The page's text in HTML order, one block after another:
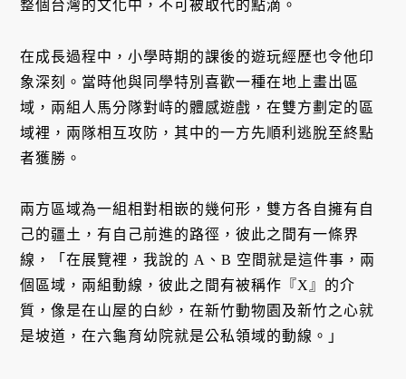
整個台灣的文化中，不可被取代的點滴。
在成長過程中，小學時期的課後的遊玩經歷也令他印
象深刻。當時他與同學特別喜歡一種在地上畫出區
域，兩組人馬分隊對峙的體感遊戲，在雙方劃定的區
域裡，兩隊相互攻防，其中的一方先順利逃脫至終點
者獲勝。
兩方區域為一組相對相嵌的幾何形，雙方各自擁有自
己的疆土，有自己前進的路徑，彼此之間有一條界
線，「在展覽裡，我說的 A、B 空間就是這件事，兩
個區域，兩組動線，彼此之間有被稱作『X』的介
質，像是在山屋的白紗，在新竹動物園及新竹之心就
是坡道，在六龜育幼院就是公私領域的動線。」